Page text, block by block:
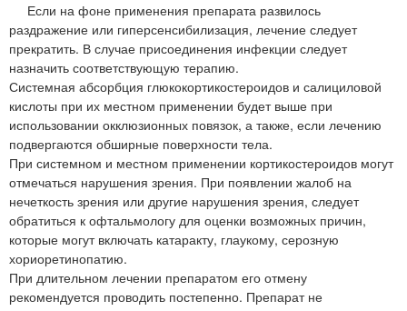
Если на фоне применения препарата развилось
раздражение или гиперсенсибилизация, лечение следует
прекратить. В случае присоединения инфекции следует
назначить соответствующую терапию.
Системная абсорбция глюкокортикостероидов и салициловой
кислоты при их местном применении будет выше при
использовании окклюзионных повязок, а также, если лечению
подвергаются обширные поверхности тела.
При системном и местном применении кортикостероидов могут
отмечаться нарушения зрения. При появлении жалоб на
нечеткость зрения или другие нарушения зрения, следует
обратиться к офтальмологу для оценки возможных причин,
которые могут включать катаракту, глаукому, серозную
хориоретинопатию.
При длительном лечении препаратом его отмену
рекомендуется проводить постепенно. Препарат не